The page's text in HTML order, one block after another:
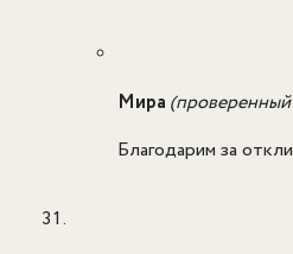
Мира
Благодарим за